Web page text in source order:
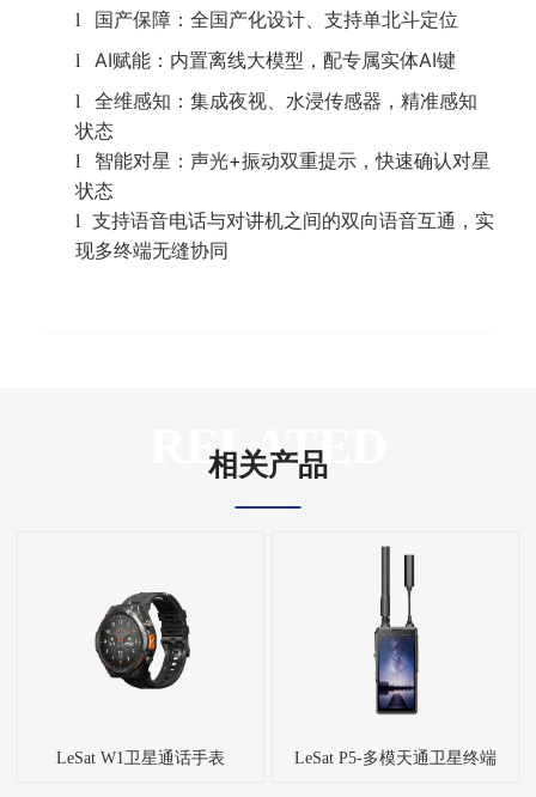
l 国产保障：全国产化设计、支持单北斗定位
l AI赋能：内置离线大模型，配专属实体AI键
l
全维感知：集成夜视、水浸传感器，精准感知
状态
l
智能对星：声光+振动双重提示，快速确认对星
状态
l
支持语音电话与对讲机之间的双向语音互通，实
现多终端无缝协同
RELATED
相关产品
LeSat W1卫星通话手表 LeSat P5-多模天通卫星终端